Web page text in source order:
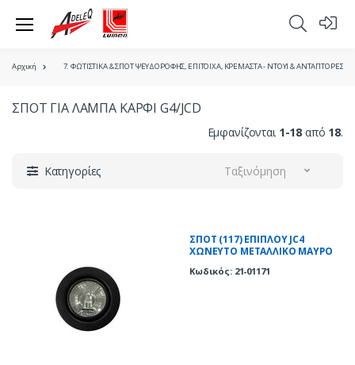
Αρχική 7. ΦΩΤΙΣΤΙΚΑ & ΣΠΟΤ ΨΕΥΔΟΡΟΦΗΣ, ΕΠΙΤΟΙΧΑ, ΚΡΕΜΑΣΤΑ - ΝΤΟΥΙ & ΑΝΤΑΠΤΟΡΕΣ
ΣΠΟΤ ΓΙΑ ΛΑΜΠΑ ΚΑΡΦΙ G4/JCD
Εμφανίζονται 1-18 από 18.
Κατηγορίες Ταξινόμηση
ΣΠΟΤ (117) ΕΠΙΠΛΟΥ JC4
ΧΩΝΕΥΤΟ ΜΕΤΑΛΛΙΚΟ ΜΑΥΡΟ
Κωδικός: 21-01171